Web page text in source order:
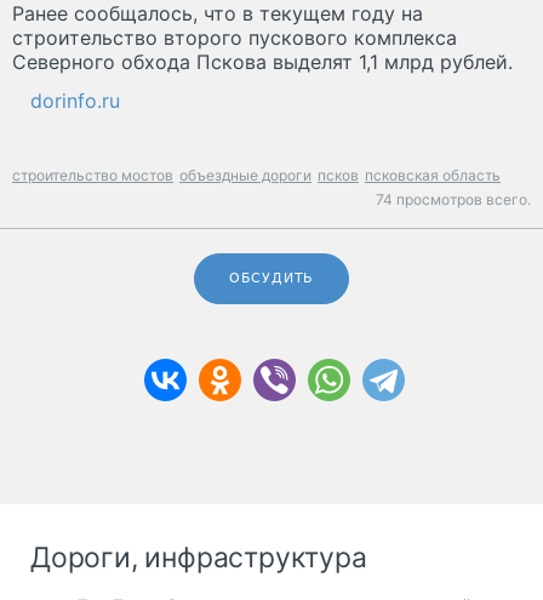
Ранее сообщалось, что в текущем году на
строительство второго пускового комплекса
Северного обхода Пскова выделят 1,1 млрд рублей.
dorinfo.ru
строительство мостов объездные дороги псков псковская область
74 просмотров всего.
ОБСУДИТЬ
Дороги, инфраструктура